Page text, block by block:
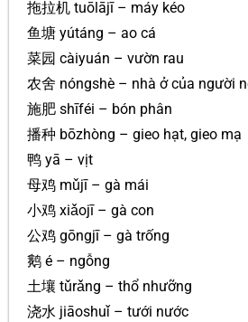
拖拉机 tuōlājī – máy kéo
鱼塘 yútáng – ao cá
菜园 càiyuán – vườn rau
农舍 nóngshè – nhà ở của người
施肥 shīféi – bón phân
播种 bōzhòng – gieo hạt, gieo mạ
鸭 yā – vịt
母鸡 mǔjī – gà mái
小鸡 xiǎojī – gà con
公鸡 gōngjī – gà trống
鹅 é – ngỗng
土壤 tǔrǎng – thổ nhưỡng
浇水 jiāoshuǐ – tưới nước